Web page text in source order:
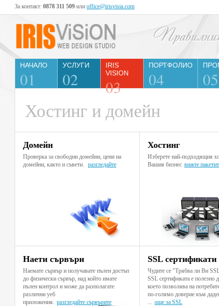
За контакт: 0878 311 509 или office@irisvisia.com
НАЧАЛО
01
УСЛУГИ
02
IRIS
VISION
03
ПОРТФОЛИО
04 05
Хостинг и домейн
Домейн
Проверка за свободни домейни, цени на
домейни, както и съвети.
разгледайте
Хостинг
Изберете най-подходящия
Вашия бизнес вижте
Наети сървъри
Наемате сървър и получавате пълен достъп
до физически сървър, над който имате
пълен контрол и може да разполагате
различни уеб
приложения.
разгледайте сървърите
SSL сертификати
Чудите се "Трябва ли Ви
SSL сертификата е полезно
което позволява на
по-голямо доверие към
още за SSL